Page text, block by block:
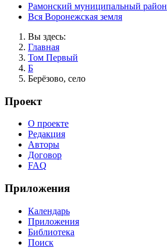
Рамонский муниципальный район
Вся Воронежская земля
Вы здесь:
Главная
Том Первый
Б
Берёзово, село
Проект
О проекте
Редакция
Авторы
Договор
FAQ
Приложения
Календарь
Приложения
Библиотека
Поиск